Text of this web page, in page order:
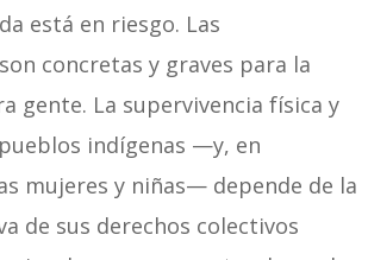
está en riesgo. Las
concretas y graves para la
gente. La supervivencia física y
indígenas —y, en
mujeres y niñas— depende de la
de sus derechos colectivos